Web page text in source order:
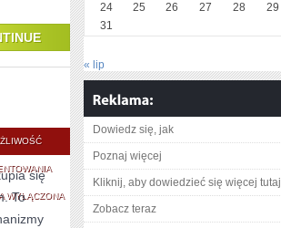
POLSKA
SCENA
POLITYCZNA
WYŁĄCZONA
się
To
24
25 26 27 28 29
31
« lip
Dowiedz się, jak
Poznaj więcej
Kliknij, aby dowiedzieć się więcej tutaj
Zobacz teraz